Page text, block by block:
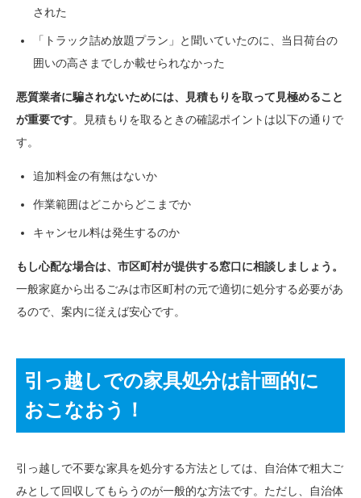
された
「トラック詰め放題プラン」と聞いていたのに、当日荷台の
囲いの高さまでしか載せられなかった
悪質業者に騙されないためには、見積もりを取って見極めること
が重要です。見積もりを取るときの確認ポイントは以下の通りで
す。
追加料金の有無はないか
作業範囲はどこからどこまでか
キャンセル料は発生するのか
もし心配な場合は、市区町村が提供する窓口に相談しましょう。
一般家庭から出るごみは市区町村の元で適切に処分する必要があ
るので、案内に従えば安心です。
引っ越しでの家具処分は計画的に
おこなおう！
引っ越しで不要な家具を処分する方法としては、自治体で粗大ご
みとして回収してもらうのが一般的な方法です。ただし、自治体